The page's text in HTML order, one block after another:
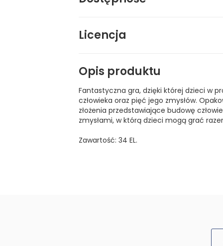
Licencja
Opis produktu
Fantastyczna gra, dzięki której dzieci w
człowieka oraz pięć jego zmysłów.
złożenia przedstawiające budowę
zmysłami, w którą dzieci mogą grać
Zawartość: 34 EL.